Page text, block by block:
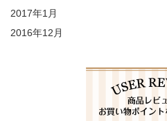
2017年1月
2016年12月